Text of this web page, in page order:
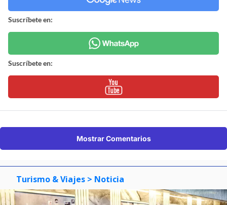
Suscríbete en:
Suscríbete en:
Mostrar Comentarios
Turismo & Viajes > Noticia